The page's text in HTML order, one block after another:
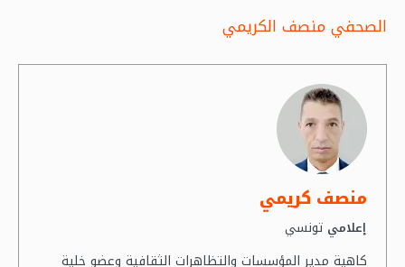
الصحفي منصف الكريمي
منصف كريمي
إعلامي تونسي
كاهية مدير المؤسسات والتظاهرات الثقافية وعضو خلية